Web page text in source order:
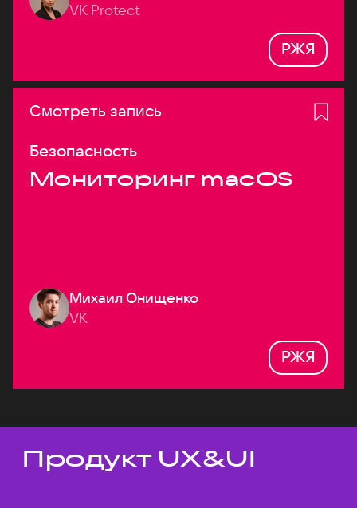
VK Protect
РЖЯ
Смотреть запись
Безопасность
Мониторинг macOS
Михаил Онищенко
VK
РЖЯ
Темы докладов
Продукт UX&UI